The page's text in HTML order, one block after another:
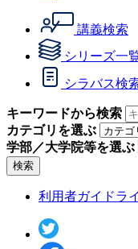
講義検索
シリーズ一
シラバス検
キーワードから検索
カテゴリを選ぶ
学部／大学院等を選ぶ
検索
利用者ガイドラ